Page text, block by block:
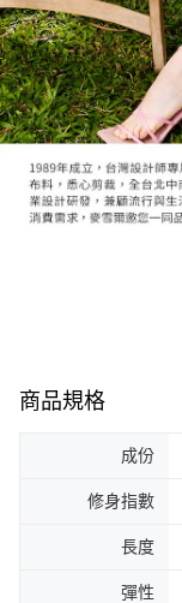
商品規格
成份
修身指數
長度
彈性